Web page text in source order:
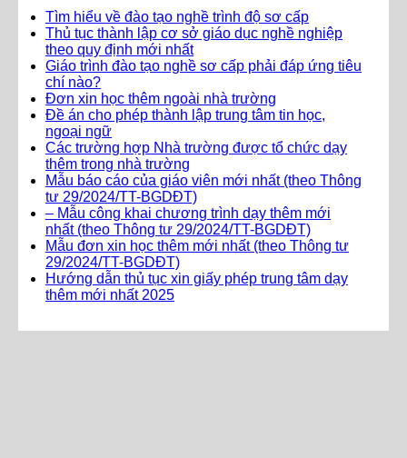
Tìm hiểu về đào tạo nghề trình độ sơ cấp
Thủ tục thành lập cơ sở giáo dục nghề nghiệp
theo quy định mới nhất
Giáo trình đào tạo nghề sơ cấp phải đáp ứng tiêu
chí nào?
Đơn xin học thêm ngoài nhà trường
Đề án cho phép thành lập trung tâm tin học,
ngoại ngữ
Các trường hợp Nhà trường được tổ chức dạy
thêm trong nhà trường
Mẫu báo cáo của giáo viên mới nhất (theo Thông
tư 29/2024/TT-BGDĐT)
– Mẫu công khai chương trình dạy thêm mới
nhất (theo Thông tư 29/2024/TT-BGDĐT)
Mẫu đơn xin học thêm mới nhất (theo Thông tư
29/2024/TT-BGDĐT)
Hướng dẫn thủ tục xin giấy phép trung tâm dạy
thêm mới nhất 2025